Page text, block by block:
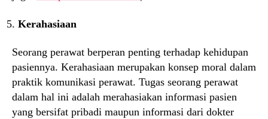
Kerahasiaan
Seorang perawat berperan penting terhadap kehidupan
pasiennya. Kerahasiaan merupakan konsep moral dalam
praktik komunikasi perawat. Tugas seorang perawat
dalam hal ini adalah merahasiakan informasi pasien
yang bersifat pribadi maupun informasi dari dokter